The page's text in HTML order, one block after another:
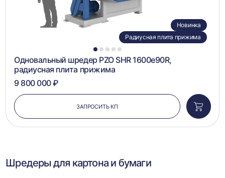
1 2 3 4 5
Новинка
Радиусная плита прижима
Одновальный шредер PZO SHR 1600e90R,
радиусная плита прижима
9 800 000 ₽
ЗАПРОСИТЬ КП
в
Шредеры для картона и бумаги